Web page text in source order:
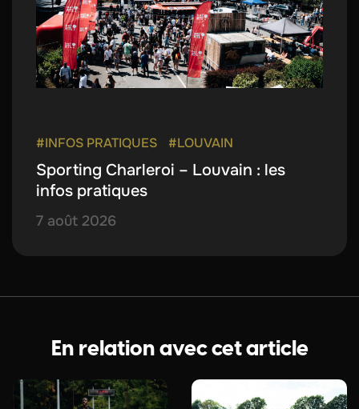
#INFOS PRATIQUES #LOUVAIN
Sporting Charleroi – Louvain : les
infos pratiques
7 août 2026
En relation avec cet article